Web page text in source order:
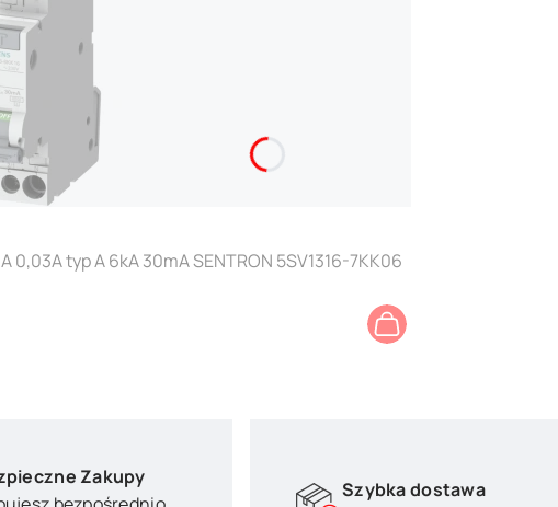
typ A 6kA 30mA SENTRON 5SV1316-7KK06
Zakupy
Szybka dostawa